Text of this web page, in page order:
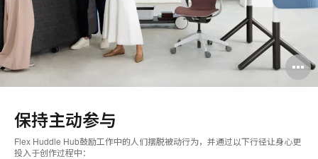
保持主动参与
Flex Huddle Hub鼓励工作中的人们摆脱被动行为，并通过以下行径让身心更
投入于创作过程中：